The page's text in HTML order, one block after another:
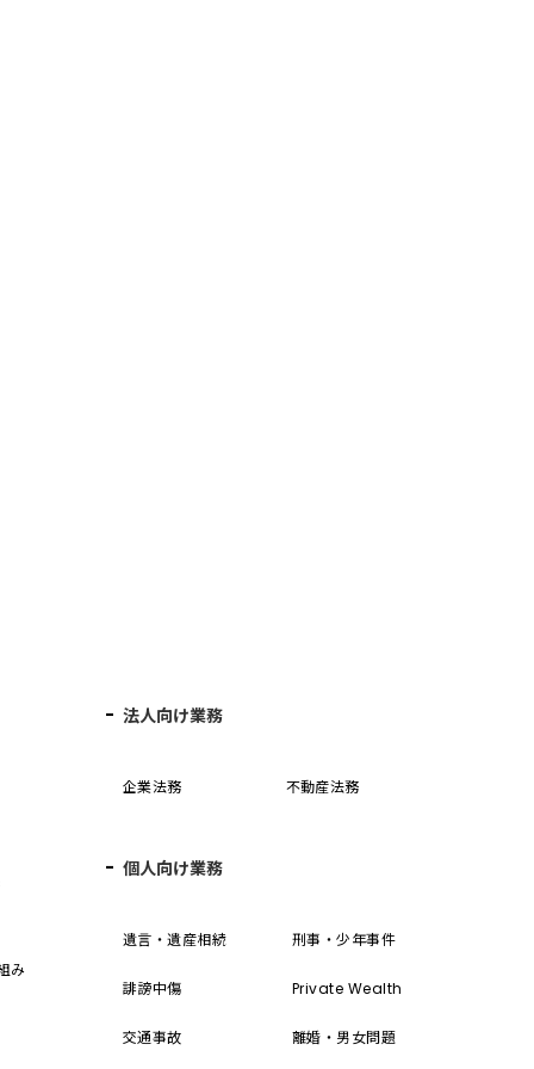
み
法人向け業務
企業法務 不動産法務
個人向け業務
遺言・遺産相続 刑事・少年事件
誹謗中傷 Private Wealth
交通事故 離婚・男女問題